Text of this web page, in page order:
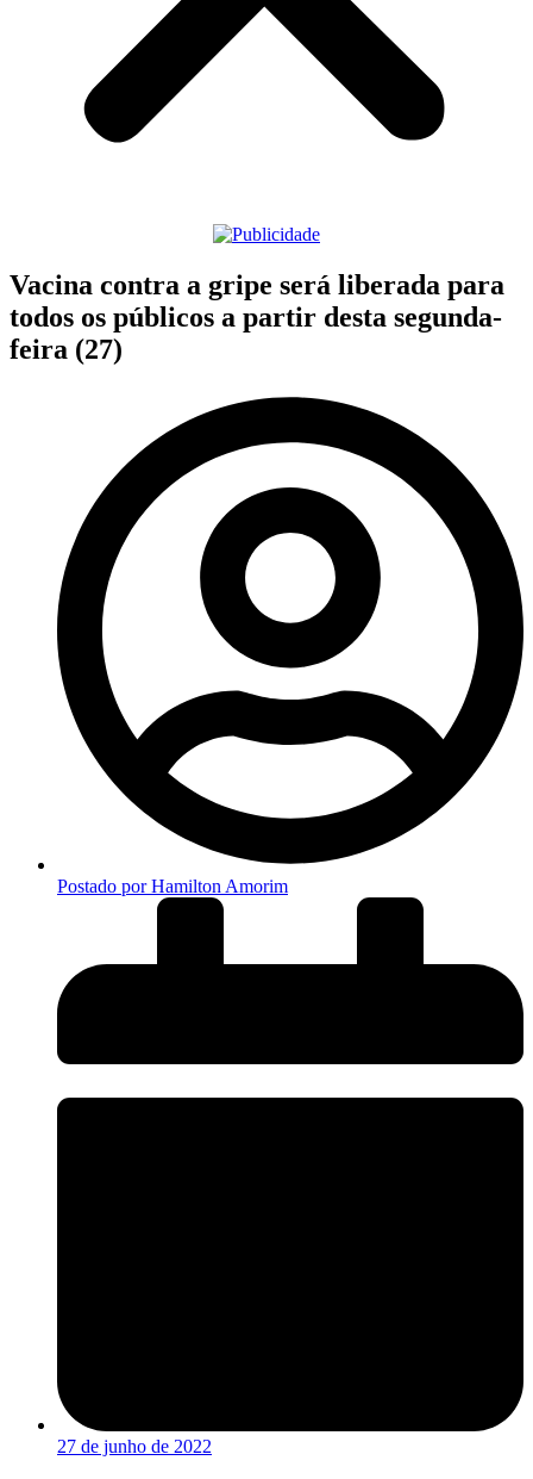
Vacina contra a gripe será liberada para
todos os públicos a partir desta segunda-
feira (27)
Postado porHamilton Amorim
27 de junho de 2022